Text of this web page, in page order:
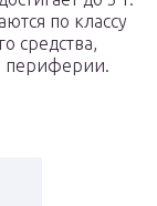
по классу
средства,
периферии.